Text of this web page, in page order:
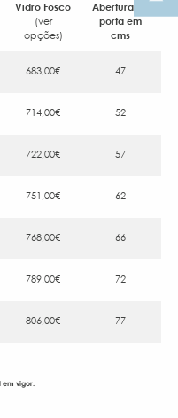
Vidro Fosco
(ver
opções)
Abertura de
porta em
cms
683,00€ 47
714,00€ 52
722,00€ 57
751,00€ 62
768,00€ 66
789,00€ 72
806,00€ 77
em vigor.